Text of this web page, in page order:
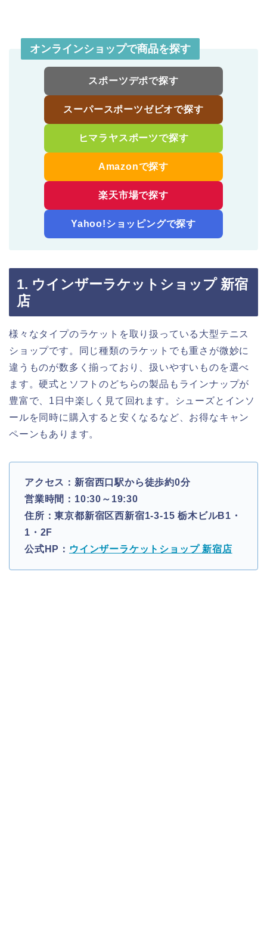
オンラインショップで商品を探す
スポーツデポで探す
スーパースポーツゼビオで探す
ヒマラヤスポーツで探す
Amazonで探す
楽天市場で探す
Yahoo!ショッピングで探す
1. ウインザーラケットショップ 新宿
店
様々なタイプのラケットを取り扱っている大型テニス
ショップです。同じ種類のラケットでも重さが微妙に
違うものが数多く揃っており、扱いやすいものを選べ
ます。硬式とソフトのどちらの製品もラインナップが
豊富で、1日中楽しく見て回れます。シューズとインソ
ールを同時に購入すると安くなるなど、お得なキャン
ペーンもあります。
アクセス：新宿西口駅から徒歩約0分
営業時間：10:30～19:30
住所：東京都新宿区西新宿1-3-15 栃木ビルB1・
1・2F
公式HP： ウインザーラケットショップ 新宿店